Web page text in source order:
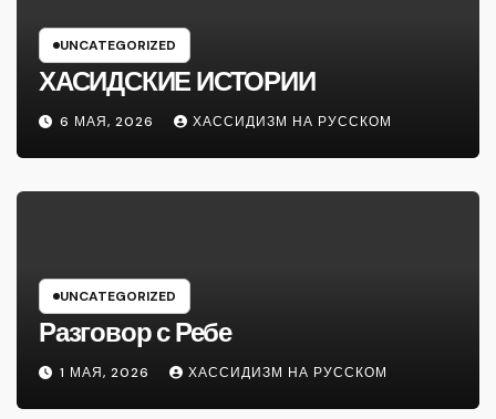
UNCATEGORIZED
ХАСИДСКИЕ ИСТОРИИ
6 МАЯ, 2026 ХАССИДИЗМ НА РУССКОМ
UNCATEGORIZED
Разговор с Ребе
1 МАЯ, 2026 ХАССИДИЗМ НА РУССКОМ